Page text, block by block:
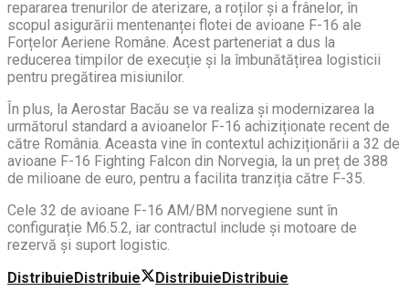
repararea trenurilor de aterizare, a roților și a frânelor, în
scopul asigurării mentenanței flotei de avioane F-16 ale
Forțelor Aeriene Române. Acest parteneriat a dus la
reducerea timpilor de execuție și la îmbunătățirea logisticii
pentru pregătirea misiunilor.
În plus, la Aerostar Bacău se va realiza și modernizarea la
următorul standard a avioanelor F-16 achiziționate recent de
către România. Aceasta vine în contextul achiziționării a 32 de
avioane F-16 Fighting Falcon din Norvegia, la un preț de 388
de milioane de euro, pentru a facilita tranziția către F-35.
Cele 32 de avioane F-16 AM/BM norvegiene sunt în
configurație M6.5.2, iar contractul include și motoare de
rezervă și suport logistic.
DistribuieDistribuie DistribuieDistribuie